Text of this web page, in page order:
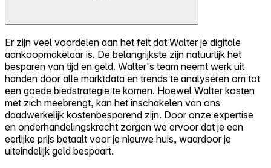
Er zijn veel voordelen aan het feit dat Walter je digitale
aankoopmakelaar is. De belangrijkste zijn natuurlijk het
besparen van tijd en geld. Walter's team neemt werk uit
handen door alle marktdata en trends te analyseren om tot
een goede biedstrategie te komen. Hoewel Walter kosten
met zich meebrengt, kan het inschakelen van ons
daadwerkelijk kostenbesparend zijn. Door onze expertise
en onderhandelingskracht zorgen we ervoor dat je een
eerlijke prijs betaalt voor je nieuwe huis, waardoor je
uiteindelijk geld bespaart.